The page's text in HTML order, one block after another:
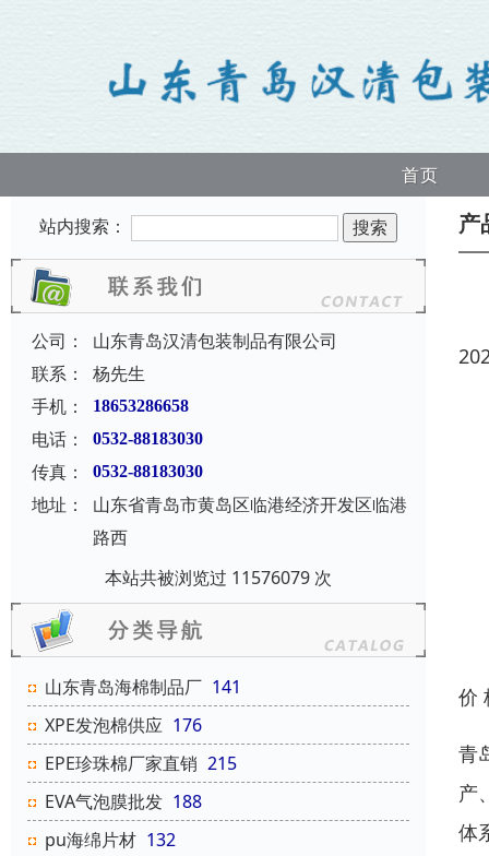
首页
站内搜索：
公司：
山东青岛汉清包装制品有限公司
联系：
杨先生
手机：
18653286658
电话： 0532-88183030
传真： 0532-88183030
地址：
山东省青岛市黄岛区临港经济开发区临港
路西
本站共被浏览过 11576079 次
山东青岛海棉制品厂 141
XPE发泡棉供应 176
EPE珍珠棉厂家直销 215
EVA气泡膜批发 188
pu海绵片材 132
产
价
青
产
体